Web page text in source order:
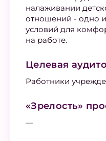
налаживании
отношений - одно
условий для
на работе.
Целевая
Работники
«Зрелость»
—